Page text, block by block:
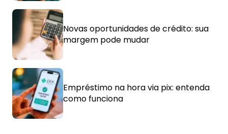
Novas oportunidades de crédito: sua
margem pode mudar
Empréstimo na hora via pix: entenda
como funciona